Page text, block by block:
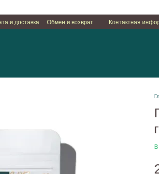
и доставка Обмен и возврат Контактная
г